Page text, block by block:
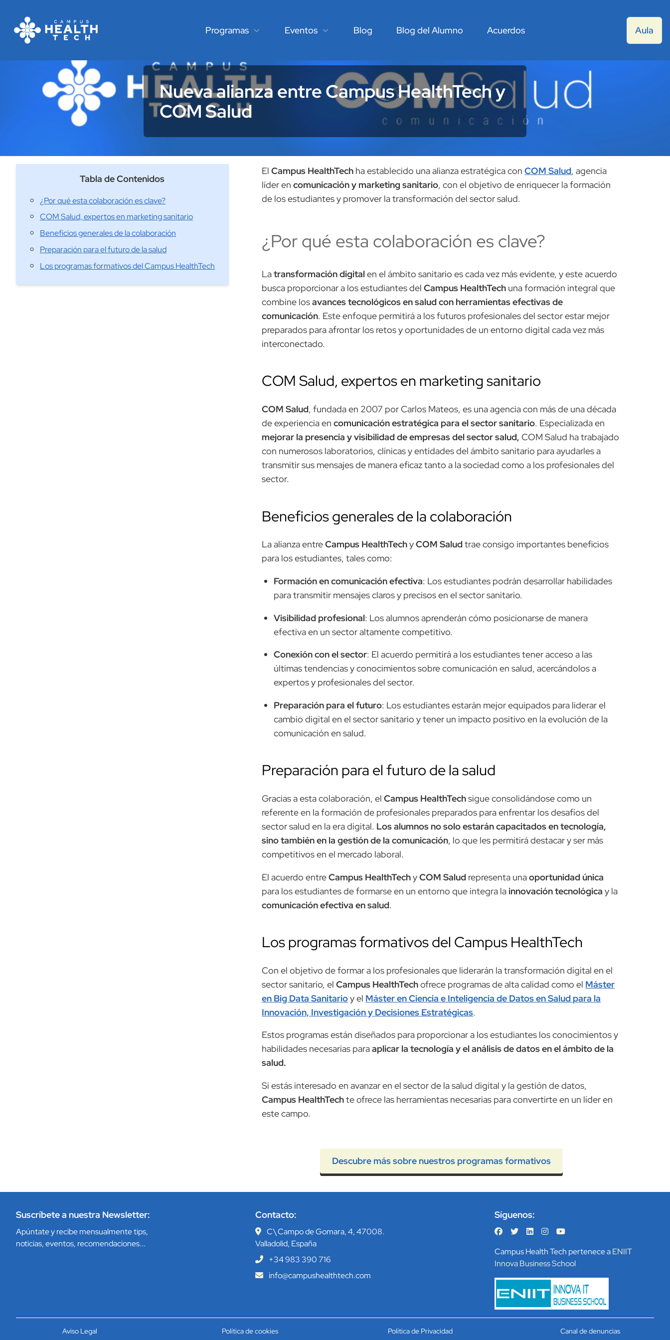
Programas Eventos Blog Blog del Alumno Acuerdos Aula
Nueva alianza entre Campus HealthTech y
COM Salud
Tabla de Contenidos
¿Por qué esta colaboración es clave?
COM Salud, expertos en marketing sanitario
Beneficios generales de la colaboración
Preparación para el futuro de la salud
Los programas formativos del Campus HealthTech
ElCampus HealthTech ha establecido una alianza estratégica conCOM Salud, agencia
líder en comunicación y marketing sanitario, con el objetivo de enriquecer la formación
de los estudiantes y promover la transformación del sector salud.
¿Por qué esta colaboración es clave?
Latransformación digitalen el ámbito sanitario es cada vez más evidente, y este acuerdo
busca proporcionar a los estudiantes delCampus HealthTech una formación integral que
combine losavances tecnológicos en salud con herramientas efectivas de
comunicación. Este enfoque permitirá a los futuros profesionales del sector estar mejor
preparados para afrontar los retos y oportunidades de un entorno digital cada vez más
interconectado.
COM Salud, expertos en marketing sanitario
COM Salud, fundada en 2007 por Carlos Mateos, es una agencia con más de una década
de experiencia encomunicación estratégica para el sector sanitario. Especializada en
mejorar la presencia y visibilidad de empresas del sector salud, COM Salud ha trabajado
con numerosos laboratorios, clínicas y entidades del ámbito sanitario para ayudarles a
transmitir sus mensajes de manera eficaz tanto a la sociedad como a los profesionales del
sector.
Beneficios generales de la colaboración
La alianza entreCampus HealthTechyCOM Salud trae consigo importantes beneficios
para los estudiantes, tales como:
Formación en comunicación efectiva: Los estudiantes podrán desarrollar habilidades
para transmitir mensajes claros y precisos en el sector sanitario.
Visibilidad profesional: Los alumnos aprenderán cómo posicionarse de manera
efectiva en un sector altamente competitivo.
Conexión con el sector: El acuerdo permitirá a los estudiantes tener acceso a las
últimas tendencias y conocimientos sobre comunicación en salud, acercándolos a
expertos y profesionales del sector.
Preparación para el futuro: Los estudiantes estarán mejor equipados para liderar el
cambio digital en el sector sanitario y tener un impacto positivo en la evolución de la
comunicación en salud.
Preparación para el futuro de la salud
Gracias a esta colaboración, elCampus HealthTechsigue consolidándose como un
referente en la formación de profesionales preparados para enfrentar los desafíos del
sector salud en la era digital. Los alumnos no solo estarán capacitados en tecnología,
sino también en la gestión de la comunicación, lo que les permitirá destacar y ser más
competitivos en el mercado laboral.
El acuerdo entreCampus HealthTechyCOM Salud representa unaoportunidad única
para los estudiantes de formarse en un entorno que integra la innovación tecnológica y la
comunicación efectiva en salud.
Los programas formativos del Campus HealthTech
Con el objetivo de formar a los profesionales que liderarán la transformación digital en el
sector sanitario, elCampus HealthTechofrece programas de alta calidad como el Máster
en Big Data Sanitarioy el Máster en Ciencia e Inteligencia de Datos en Salud para la
Innovación, Investigación y Decisiones Estratégicas.
Estos programas están diseñados para proporcionar a los estudiantes los conocimientos y
habilidades necesarias paraaplicar la tecnología y el análisis de datos en el ámbito de la
salud.
Si estás interesado en avanzar en el sector de la salud digital y la gestión de datos,
Campus HealthTechte ofrece las herramientas necesarias para convertirte en un líder en
este campo.
Descubre más sobre nuestros programas formativos
Suscríbete a nuestra Newsletter:
Apúntate y recibe mensualmente tips,
noticias, eventos, recomendaciones...
Contacto:
C\ Campo de Gomara, 4, 47008.
Valladolid, España
+34 983 390 716
info@campushealthtech.com
Síguenos:
Campus Health Tech pertenece aENIIT
Innova Business School
Aviso Legal Política de cookies Política de Privacidad Canal de denuncias